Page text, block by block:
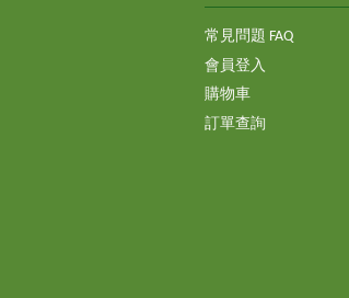
常見問題 FAQ
會員登入
購物車
訂單查詢